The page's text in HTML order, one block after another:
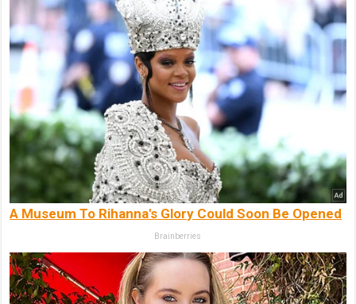
A Museum To Rihanna's Glory Could Soon Be Opened
Brainberries